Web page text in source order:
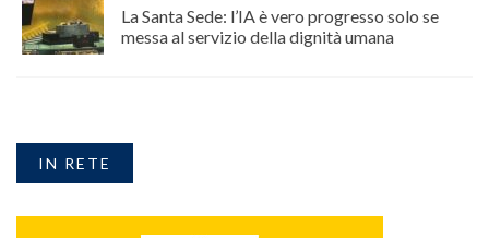
La Santa Sede: l’IA è vero progresso solo se
messa al servizio della dignità umana
IN RETE